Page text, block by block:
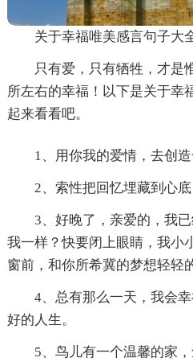
关于幸福唯美感言句子大
只有爱，只有牺牲，才是
所左右的幸福！以下是关于幸
起来看看吧。
1、用你我的爱情，去创
2、索性把回忆埋藏到心底
3、好晚了，亲爱的，我
我一样？快要闭上眼睛，我小
窗前，和你所希冀的梦想轻
4、总有那么一天，我会
好的人生。
5、鸟儿有一个温馨的家